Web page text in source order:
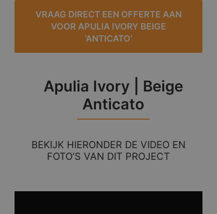
VRAAG DIRECT EEN OFFERTE AAN
VOOR APULIA IVORY BEIGE
‘ANTICATO’
Apulia Ivory | Beige
Anticato
BEKIJK HIERONDER DE VIDEO EN
FOTO’S VAN DIT PROJECT